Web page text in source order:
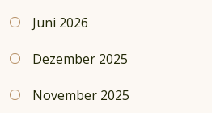
Juni 2026
Dezember 2025
November 2025